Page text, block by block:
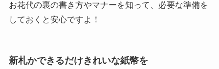
お花代の裏の書き方やマナーを知って、必要な準備を
しておくと安心ですよ！
新札かできるだけきれいな紙幣を